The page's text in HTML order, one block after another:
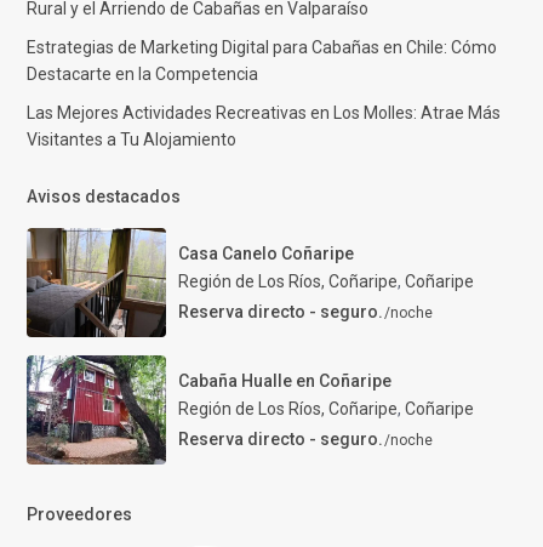
Rural y el Arriendo de Cabañas en Valparaíso
Estrategias de Marketing Digital para Cabañas en Chile: Cómo
Destacarte en la Competencia
Las Mejores Actividades Recreativas en Los Molles: Atrae Más
Visitantes a Tu Alojamiento
Avisos destacados
Casa Canelo Coñaripe
Región de Los Ríos, Coñaripe, Coñaripe
Reserva directo - seguro./noche
Cabaña Hualle en Coñaripe
Región de Los Ríos, Coñaripe, Coñaripe
Reserva directo - seguro./noche
Proveedores